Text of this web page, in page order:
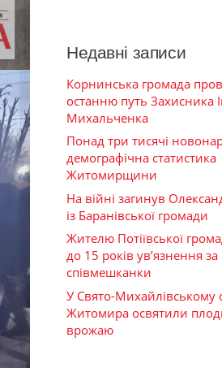
Недавні записи
Корнинська громада
останню путь Захисника
Михальченка
Понад три тисячі
демографічна статистика
Житомирщини
На війні загинув
із Баранівської громади
Жителю Потіївської
до 15 років ув’язнення
співмешканки
У Свято-Михайлівському
Житомира освятили
врожаю